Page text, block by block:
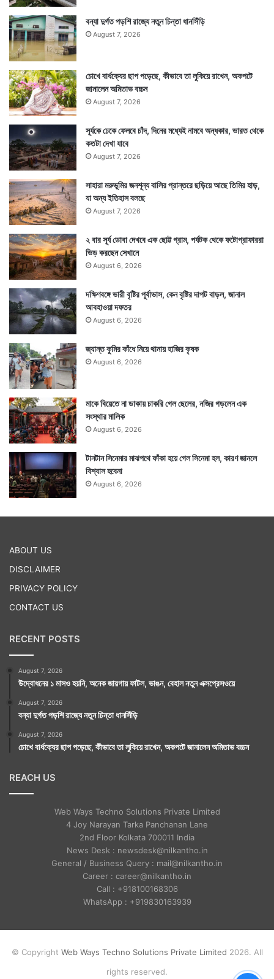
বন্যা দুর্গত পড়শি রাজ্যে নতুন চিন্তা ধানসিঁড়ি
August 7, 2026
চোখে বার্ধক্যের ছাপ পড়েছে, কীভাবে তা লুকিয়ে রাখেন, অকপটে
জানালেন অমিতাভ বচ্চন
August 7, 2026
সূর্যকে ঢেকে ফেলবে চাঁদ, দিনের মধ্যেই নামবে অন্ধকার, ভারত থেকে
কতটা দেখা যাবে
August 7, 2026
সাহারা মরুভূমির জনশূন্য বালির প্রান্তরে ছড়িয়ে আছে তিমির হাড়,
যা অন্য ইতিহাস বলছে
August 7, 2026
২ বার সূর্য ডোবা দেখবে এক ছোট্ট গ্রাম, পর্যটক থেকে ফটোগ্রাফাররা
ভিড় করছেন সেখানে
August 6, 2026
দক্ষিণবঙ্গে ভারী বৃষ্টির পূর্বাভাস, কেন বৃষ্টির দাপট বাড়ল, জানাল
আবহাওয়া দফতর
August 6, 2026
জ্যান্ত কুমির কাঁধে নিয়ে থানায় হাজির কৃষক
August 6, 2026
মাকে বিয়েতে না ডাকায় চাকরি গেল ছেলের, নজির গড়লেন এক
সংস্থার মালিক
August 6, 2026
টানটান সিনেমার মাঝপথে ফাঁকা হয়ে গেল সিনেমা হল, কারণ জানলে
বিশ্বাস হবেনা
August 6, 2026
ABOUT US
DISCLAIMER
PRIVACY POLICY
CONTACT US
RECENT POSTS
August 7, 2026
উদ্বোধনের ১ মাসও হয়নি, অনেক জায়গায় ফাটল, ভাঙন, বেহাল নতুন এক্সপ্রেসওয়ে
August 7, 2026
বন্যা দুর্গত পড়শি রাজ্যে নতুন চিন্তা ধানসিঁড়ি
August 7, 2026
চোখে বার্ধক্যের ছাপ পড়েছে, কীভাবে তা লুকিয়ে রাখেন, অকপটে জানালেন অমিতাভ বচ্চন
REACH US
Web Ways Techno Solutions Private Limited
4 Joy Narayan Tarka Panchanan Lane
2nd Floor Kolkata 700011 India
News Desk : newsdesk@nilkantho.in
General / Business Query : mail@nilkantho.in
Career : career@nilkantho.in
Call : +918100168306
WhatsApp : +919830163939
© Copyright Web Ways Techno Solutions Private Limited 2026. All
rights reserved.